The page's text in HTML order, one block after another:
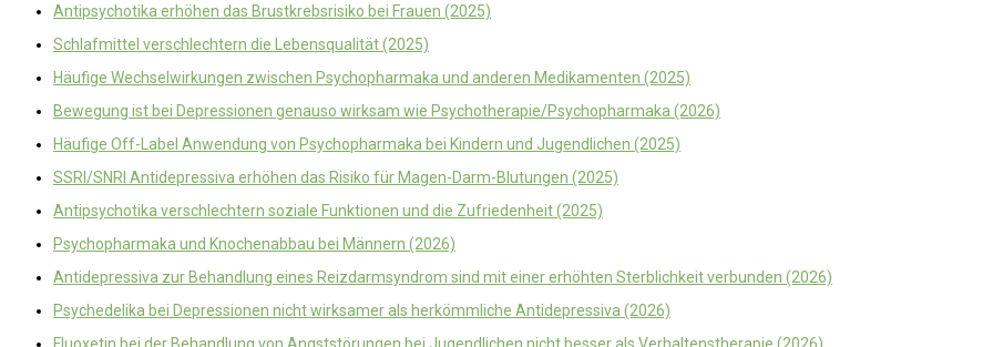
Antipsychotika erhöhen das Brustkrebsrisiko bei Frauen (2025)
Schlafmittel verschlechtern die Lebensqualität (2025)
Häufige Wechselwirkungen zwischen Psychopharmaka und anderen Medikamenten (2025)
Bewegung ist bei Depressionen genauso wirksam wie Psychotherapie/Psychopharmaka (2026)
Häufige Off-Label Anwendung von Psychopharmaka bei Kindern und Jugendlichen (2025)
SSRI/SNRI Antidepressiva erhöhen das Risiko für Magen-Darm-Blutungen (2025)
Antipsychotika verschlechtern soziale Funktionen und die Zufriedenheit (2025)
Psychopharmaka und Knochenabbau bei Männern (2026)
Antidepressiva zur Behandlung eines Reizdarmsyndrom sind mit einer erhöhten Sterblichkeit verbunden (2026)
Psychedelika bei Depressionen nicht wirksamer als herkömmliche Antidepressiva (2026)